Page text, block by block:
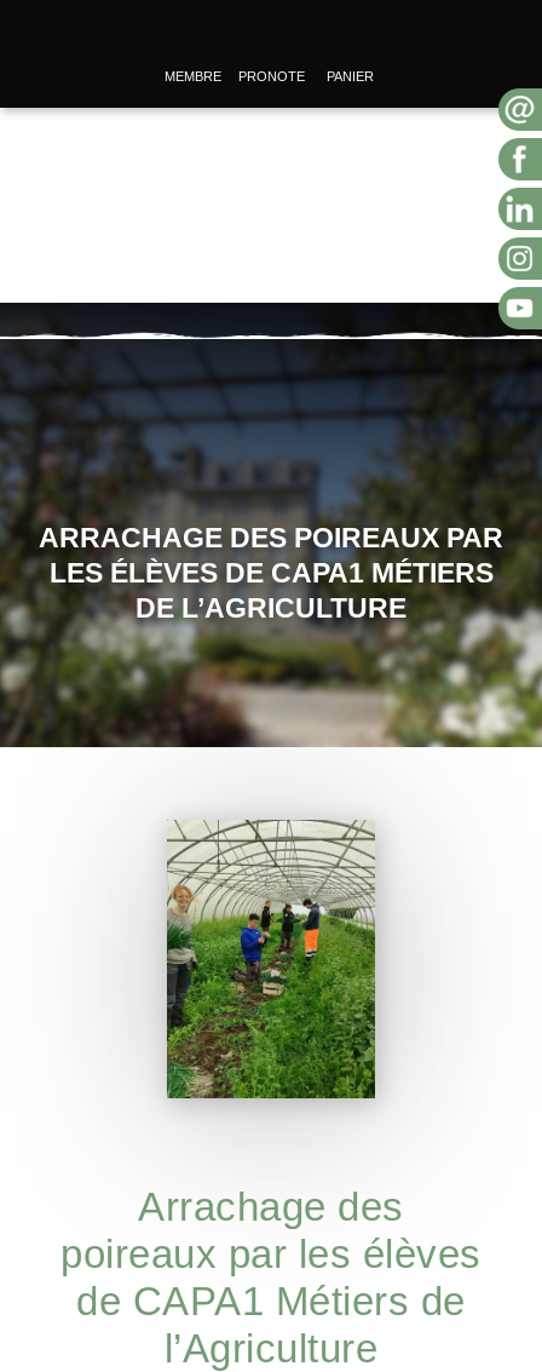
MEMBRE PRONOTE PANIER
ARRACHAGE DES POIREAUX PAR
LES ÉLÈVES DE CAPA1 MÉTIERS
DE L’AGRICULTURE
Arrachage des
poireaux par les élèves
de CAPA1 Métiers de
l’Agriculture